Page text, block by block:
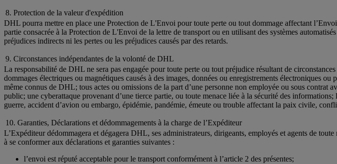
8. Protection de la valeur d'expédition
DHL pourra mettre en place une Protection de L'Envoi pour toute perte ou tout dommage affectant
partie consacrée à la Protection de L'Envoi de la lettre de transport ou en utilisant des systèmes
préjudices indirects ni les pertes ou les préjudices causés par des retards.
9. Circonstances indépendantes de la volonté de DHL
La responsabilité de DHL ne sera pas engagée pour toute perte ou tout préjudice résultant de
dommages électriques ou magnétiques causés à des images, données ou enregistrements électroniques
même connus de DHL; tous actes ou omissions de la part d’une personne non employée ou sous
public; une cyberattaque provenant d’une tierce partie, ou toute menace liée à la sécurité des
guerre, accident d’avion ou embargo, épidémie, pandémie, émeute ou trouble affectant la paix civile,
10. Garanties, Déclarations et dédommagements à la charge de l’Expéditeur
L’Expéditeur dédommagera et dégagera DHL, ses administrateurs, dirigeants, employés et agents de
à se conformer aux déclarations et garanties suivantes :
l’envoi est réputé acceptable pour le transport conformément à l’article 2 des présentes;